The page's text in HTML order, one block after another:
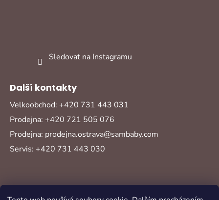
Sledovat na Instagramu
Další kontakty
Velkoobchod: +420 731 443 031
Prodejna: +420 721 505 076
Prodejna: prodejna.ostrava@sambaby.com
Servis: +420 731 443 030